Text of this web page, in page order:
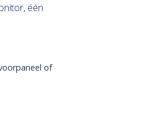
één
of